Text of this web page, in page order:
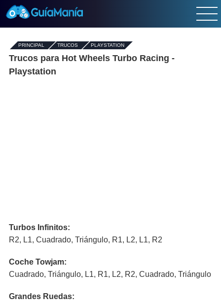
PRINCIPAL - TRUCOS- PLAYSTATION
Trucos para Hot Wheels Turbo Racing -
Playstation
Turbos Infinitos:
R2, L1, Cuadrado, Triángulo, R1, L2, L1, R2
Coche Towjam:
Cuadrado, Triángulo, L1, R1, L2, R2, Cuadrado, Triángulo
Grandes Ruedas: